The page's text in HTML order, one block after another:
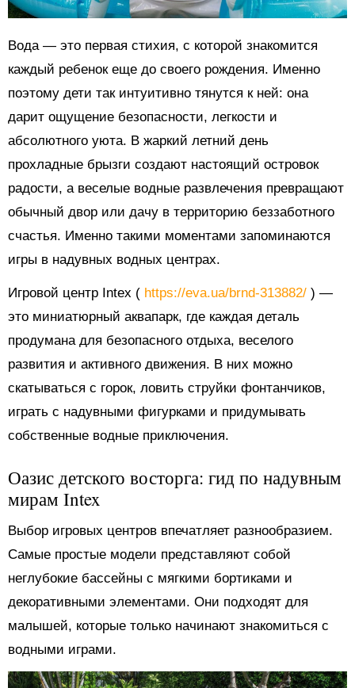
Вода — это первая стихия, с которой знакомится
каждый ребенок еще до своего рождения. Именно
поэтому дети так интуитивно тянутся к ней: она
дарит ощущение безопасности, легкости и
абсолютного уюта. В жаркий летний день
прохладные брызги создают настоящий островок
радости, а веселые водные развлечения превращают
обычный двор или дачу в территорию беззаботного
счастья. Именно такими моментами запоминаются
игры в надувных водных центрах.
Игровой центр Intex ( https://eva.ua/brnd-313882/ ) —
это миниатюрный аквапарк, где каждая деталь
продумана для безопасного отдыха, веселого
развития и активного движения. В них можно
скатываться с горок, ловить струйки фонтанчиков,
играть с надувными фигурками и придумывать
собственные водные приключения.
Оазис детского восторга: гид по надувным
мирам Intex
Выбор игровых центров впечатляет разнообразием.
Самые простые модели представляют собой
неглубокие бассейны с мягкими бортиками и
декоративными элементами. Они подходят для
малышей, которые только начинают знакомиться с
водными играми.